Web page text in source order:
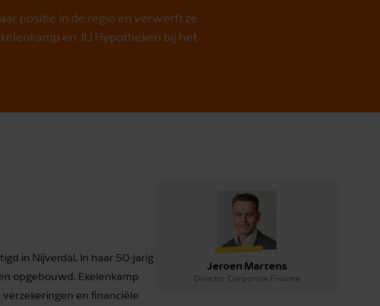
positie in de regio en verwerft ze
en JIJ Hypotheken bij het
in Nijverdal. In haar 50-jarig
opgebouwd. Ekelenkamp
en financiële
Jeroen Martens
Director Corporate Finance